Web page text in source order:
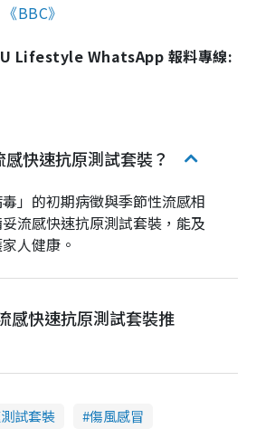
《BBC》
U Lifestyle WhatsApp 報料專線:
快速抗原測試套裝？
」的初期病徵與季節性流感相
流感快速抗原測試套裝，能及
人健康。
感快速抗原測試套裝推
試套裝
傷風感冒